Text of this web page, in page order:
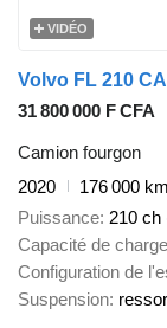
VIDÉO
Volvo FL 210
31 800 000 F CFA
Camion fourgon
2020
176 000 km
Puissance 210 ch
Capacité de charge
Configuration de
Suspension